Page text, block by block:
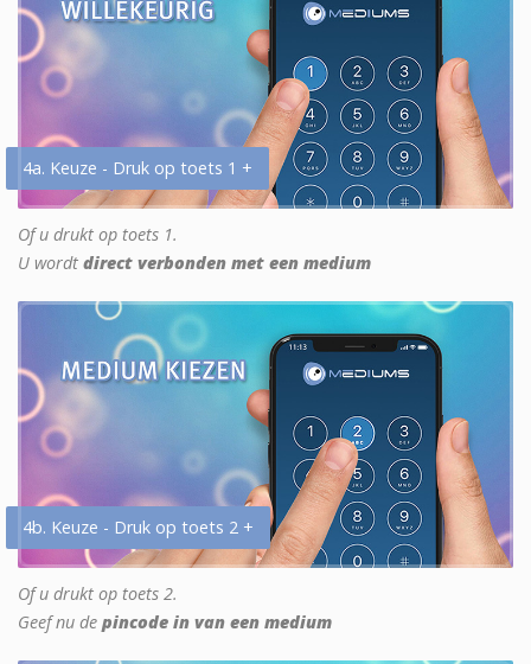
4a. Keuze - Druk op toets 1 +
Of u drukt op toets 1.
U wordt direct verbonden met een medium
4b. Keuze - Druk op toets 2 +
Of u drukt op toets 2.
Geef nu de pincode in van een medium